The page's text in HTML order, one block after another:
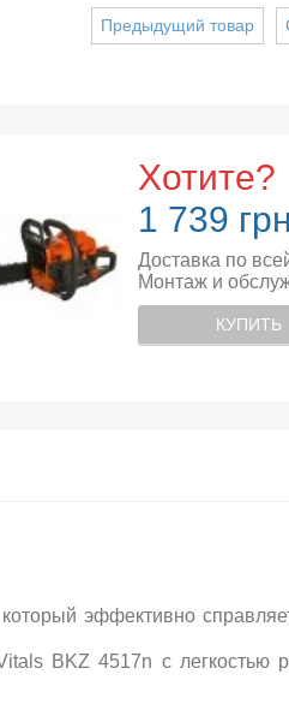
Предыдущий товар
Хотите?
1 739 грн
Доставка по
Монтаж и
КУПИТЬ
эффективно
BKZ 4517n с легкостью